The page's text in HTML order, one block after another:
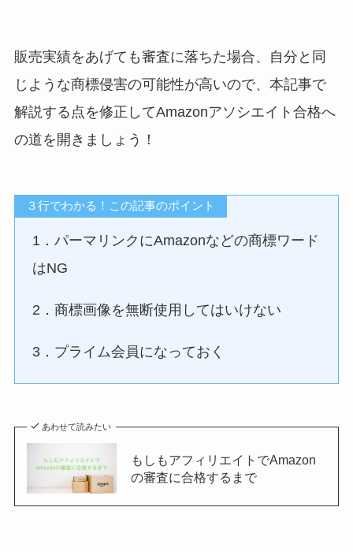
販売実績をあげても審査に落ちた場合、自分と同
じような商標侵害の可能性が高いので、本記事で
解説する点を修正してAmazonアソシエイト合格へ
の道を開きましょう！
３行でわかる！この記事のポイント
1．パーマリンクにAmazonなどの商標ワード
はNG
2．商標画像を無断使用してはいけない
3．プライム会員になっておく
あわせて読みたい
もしもアフィリエイトでAmazon
の審査に合格するまで